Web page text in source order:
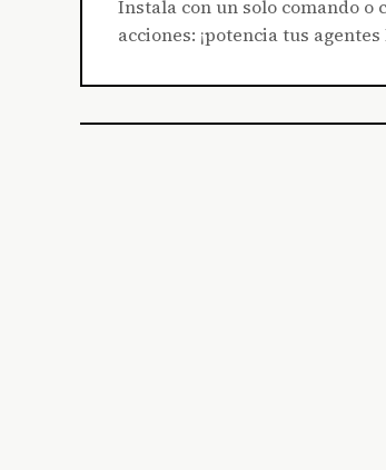
Instala con un solo comando o
acciones: ¡potencia tus agentes